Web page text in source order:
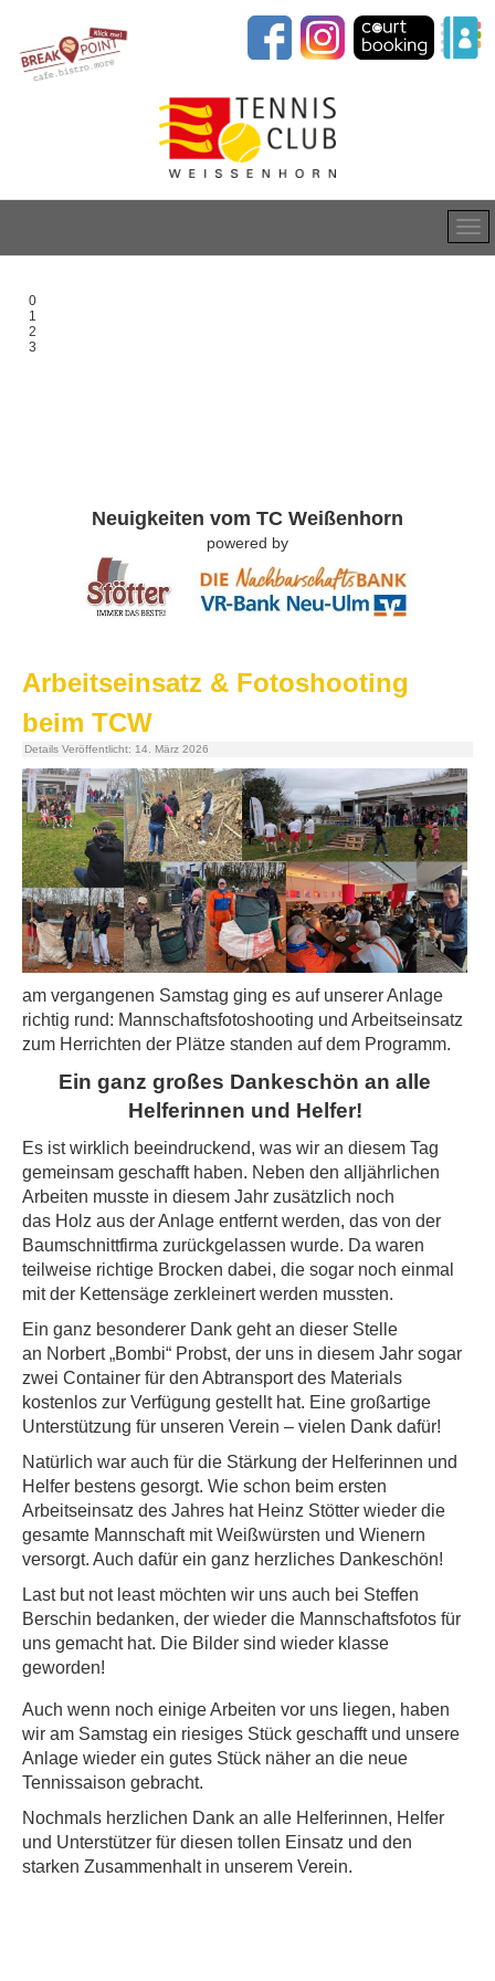
0
1
2
3
Neuigkeiten vom TC Weißenhorn
powered by
Arbeitseinsatz & Fotoshooting
beim TCW
Details Veröffentlicht: 14. März 2026
am vergangenen Samstag ging es auf unserer Anlage
richtig rund: Mannschaftsfotoshooting und Arbeitseinsatz
zum Herrichten der Plätze standen auf dem Programm.
Ein ganz großes Dankeschön an alle
Helferinnen und Helfer!
Es ist wirklich beeindruckend, was wir an diesem Tag
gemeinsam geschafft haben. Neben den alljährlichen
Arbeiten musste in diesem Jahr zusätzlich noch
das Holz aus der Anlage entfernt werden, das von der
Baumschnittfirma zurückgelassen wurde. Da waren
teilweise richtige Brocken dabei, die sogar noch einmal
mit der Kettensäge zerkleinert werden mussten.
Ein ganz besonderer Dank geht an dieser Stelle
an Norbert „Bombi“ Probst, der uns in diesem Jahr sogar
zwei Container für den Abtransport des Materials
kostenlos zur Verfügung gestellt hat. Eine großartige
Unterstützung für unseren Verein – vielen Dank dafür!
Natürlich war auch für die Stärkung der Helferinnen und
Helfer bestens gesorgt. Wie schon beim ersten
Arbeitseinsatz des Jahres hat Heinz Stötter wieder die
gesamte Mannschaft mit Weißwürsten und Wienern
versorgt. Auch dafür ein ganz herzliches Dankeschön!
Last but not least möchten wir uns auch bei Steffen
Berschin bedanken, der wieder die Mannschaftsfotos für
uns gemacht hat. Die Bilder sind wieder klasse
geworden!
Auch wenn noch einige Arbeiten vor uns liegen, haben
wir am Samstag ein riesiges Stück geschafft und unsere
Anlage wieder ein gutes Stück näher an die neue
Tennissaison gebracht.
Nochmals herzlichen Dank an alle Helferinnen, Helfer
und Unterstützer für diesen tollen Einsatz und den
starken Zusammenhalt in unserem Verein.